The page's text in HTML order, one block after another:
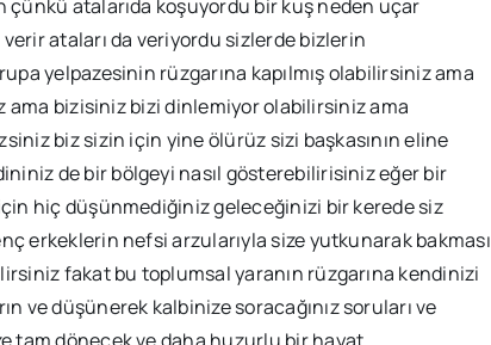
atalarıda koşuyordu bir kuş neden uçar
ataları da veriyordu sizlerde bizlerin
yelpazesinin rüzgarına kapılmış olabilirsiniz ama
bizisiniz bizi dinlemiyor olabilirsiniz ama
biz sizin için yine ölürüz sizi başkasının eline
de bir bölgeyi nasıl gösterebilirisiniz eğer bir
hiç düşünmediğiniz geleceğinizi bir kerede siz
erkeklerin nefsi arzularıyla size yutkunarak bakması
fakat bu toplumsal yaranın rüzgarına kendinizi
ve düşünerek kalbinize soracağınız soruları ve
tam dönecek ve daha huzurlu bir hayat